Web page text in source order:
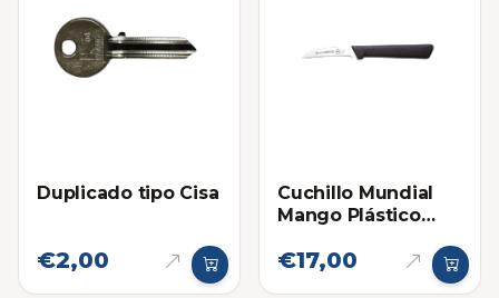
Duplicado tipo Cisa
€2,00
Cuchillo Mundial
Mango Plástico
€17,00